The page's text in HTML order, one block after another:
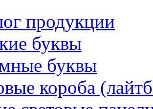
продукции
буквы
буквы
короба